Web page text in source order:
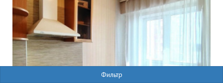
Фильтр